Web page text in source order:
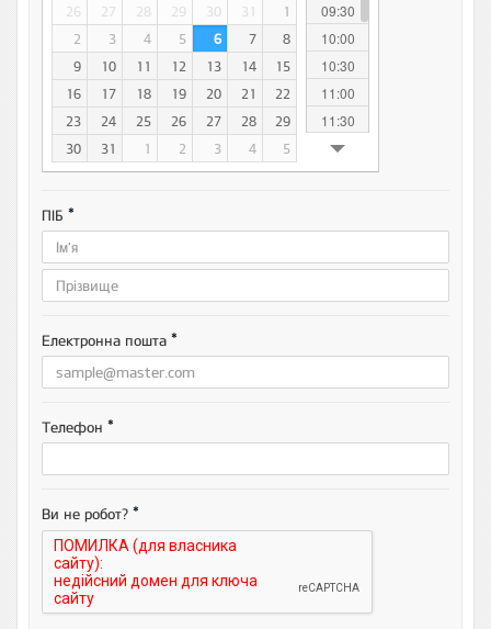
26
27 28 29 30 31
1
2
3 4 5 6 7
8
9
10 11 12 13 14
15
16
17 18 19 20 21
22
23
24 25 26 27 28
29
30
31 1 2 3 4 5
09:30
10:00
10:30
11:00
11:30
12:00
12:30
13:30
16:30
17:30
ПІБ *
Електронна пошта *
Телефон *
Ви не робот? *